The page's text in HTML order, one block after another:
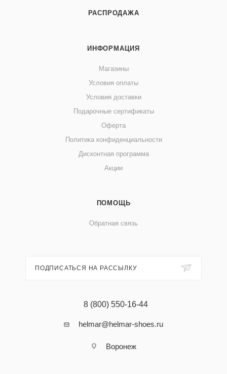
РАСПРОДАЖА
ИНФОРМАЦИЯ
Магазины
Условия оплаты
Условия доставки
Подарочные сертификаты
Оферта
Политика конфиденциальности
Дисконтная программа
Акции
ПОМОЩЬ
Обратная связь
ПОДПИСАТЬСЯ НА РАССЫЛКУ
8 (800) 550-16-44
helmar@helmar-shoes.ru
Воронеж